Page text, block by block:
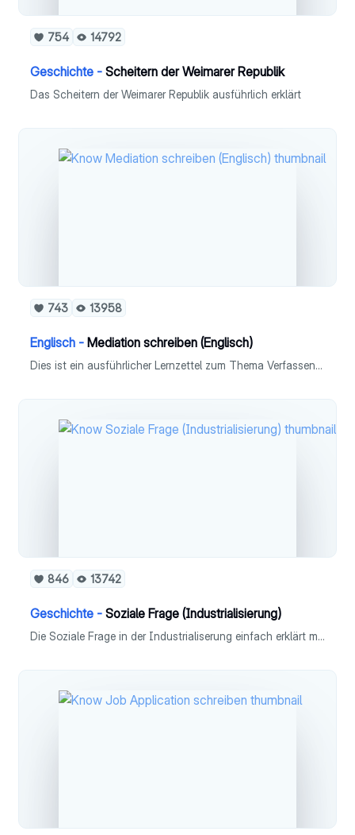
754 14792
Geschichte - Scheitern der Weimarer Republik
Das Scheitern der Weimarer Republik ausführlich erklärt
743 13958
Englisch - Mediation schreiben (Englisch)
Dies ist ein ausführlicher Lernzettel zum Thema Verfassen einer Mediation in Fach Englisch (Leistungskurs). - Definition - Ziel der Mediation - Fragen, die du dir stellen solltest - Schreibplan - Checkliste
846 13742
Geschichte - Soziale Frage (Industrialisierung)
Die Soziale Frage in der Industrialiserung einfach erklärt mit allen Folgen